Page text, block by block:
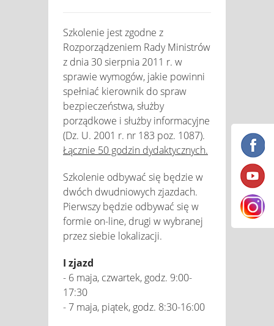
Szkolenie jest zgodne z
Rozporządzeniem Rady Ministrów
z dnia 30 sierpnia 2011 r. w
sprawie wymogów, jakie powinni
spełniać kierownik do spraw
bezpieczeństwa, służby
porządkowe i służby informacyjne
(Dz. U. 2001 r. nr 183 poz. 1087).
Łącznie 50 godzin dydaktycznych.
Szkolenie odbywać się będzie w
dwóch dwudniowych zjazdach.
Pierwszy będzie odbywać się w
formie on-line, drugi w wybranej
przez siebie lokalizacji.
I zjazd
- 6 maja, czwartek, godz. 9:00-
17:30
- 7 maja, piątek, godz. 8:30-16:00